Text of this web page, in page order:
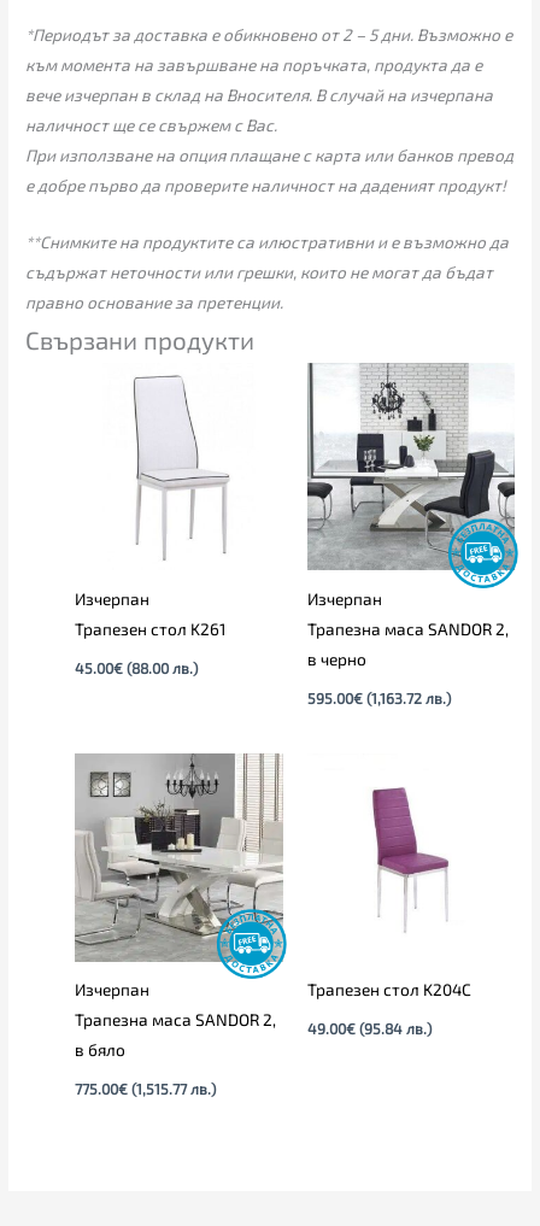
*Периодът за доставка е обикновено от 2 – 5 дни. Възможно е
към момента на завършване на поръчката, продукта да е
вече изчерпан в склад на Вносителя. В случай на изчерпана
наличност ще се свържем с Вас.
При използване на опция плащане с карта или банков превод
е добре първо да проверите наличност на даденият продукт!
**Снимките на продуктите са илюстративни и е възможно да
съдържат неточности или грешки, които не могат да бъдат
правно основание за претенции.
Свързани продукти
Изчерпан
Трапезен стол K261
45.00€ (88.00 лв.)
Изчерпан
Трапезна маса SANDOR 2,
в черно
595.00€ (1,163.72 лв.)
Изчерпан
Трапезна маса SANDOR 2,
в бяло
775.00€ (1,515.77 лв.)
Трапезен стол K204C
49.00€ (95.84 лв.)